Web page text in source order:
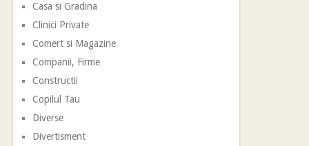
Casa si Gradina
Clinici Private
Comert si Magazine
Companii, Firme
Constructii
Copilul Tau
Diverse
Divertisment